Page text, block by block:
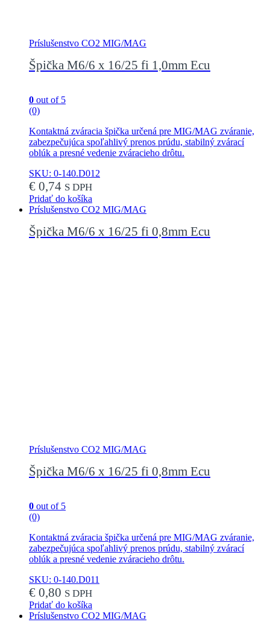
Príslušenstvo CO2 MIG/MAG
Špička M6/6 x 16/25 fi 1,0mm Ecu
0 out of 5
(0)
Kontaktná zváracia špička určená pre MIG/MAG zváranie,
zabezpečujúca spoľahlivý prenos prúdu, stabilný zvárací
oblúk a presné vedenie zváracieho drôtu.
SKU: 0-140.D012
€ 0,74 S DPH
Pridať do košíka
Príslušenstvo CO2 MIG/MAG
Špička M6/6 x 16/25 fi 0,8mm Ecu
Príslušenstvo CO2 MIG/MAG
Špička M6/6 x 16/25 fi 0,8mm Ecu
0 out of 5
(0)
Kontaktná zváracia špička určená pre MIG/MAG zváranie,
zabezpečujúca spoľahlivý prenos prúdu, stabilný zvárací
oblúk a presné vedenie zváracieho drôtu.
SKU: 0-140.D011
€ 0,80 S DPH
Pridať do košíka
Príslušenstvo CO2 MIG/MAG